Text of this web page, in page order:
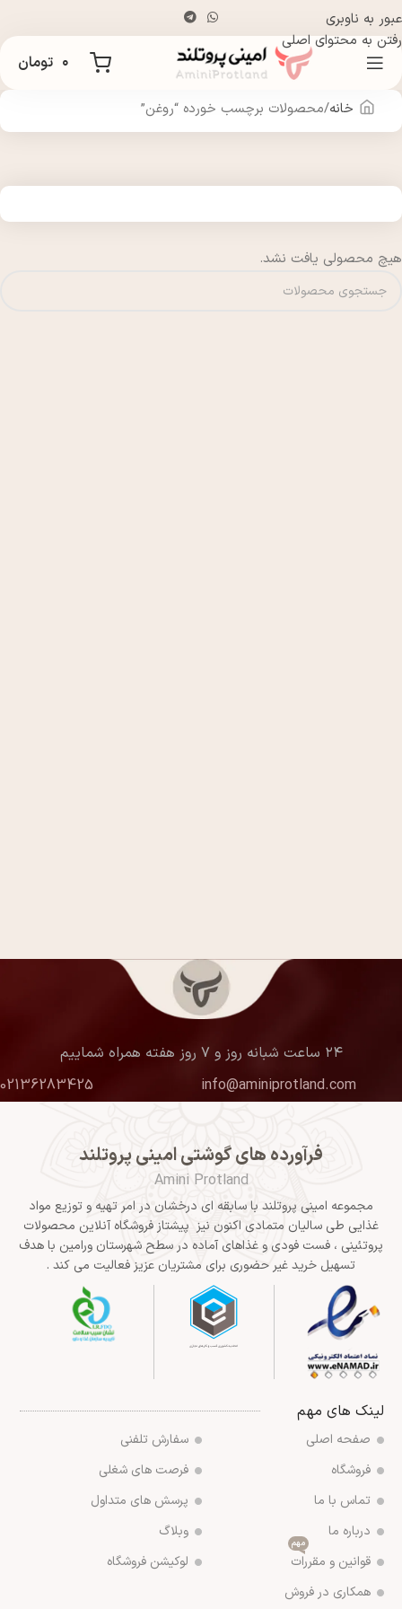
عبور به ناوبری
رفتن به محتوای اصلی
۰ تومان
خانه محصولات برچسب خورده “روغن”
هیچ محصولی یافت نشد.
۲۴ ساعت شبانه روز و ۷ روز هفته همراه شماییم
info@aminiprotland.com
02136283425
فرآورده های گوشتی امینی پروتلند
Amini Protland
مجموعه امینی پروتلند با سابقه ای درخشان در امر تهیه و توزیع مواد
غذایی طی سالیان متمادی اکنون نیز پیشتاز فروشگاه آنلاین محصولات
پروتئینی ، فست فودی و غذاهای آماده در سطح شهرستان ورامین با هدف
تسهیل خرید غیر حضوری برای مشتریان عزیز فعالیت می کند .
لینک های مهم
صفحه اصلی
فروشگاه
تماس با ما
درباره ما
قوانین و مقررات
مهم
همکاری در فروش
سفارش تلفنی
فرصت های شغلی
پرسش های متداول
وبلاگ
لوکیشن فروشگاه